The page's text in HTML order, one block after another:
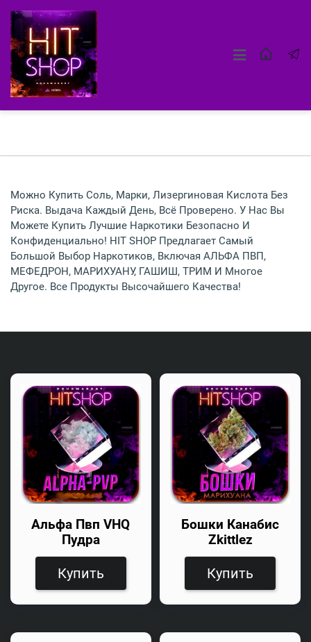
Можно Купить Соль, Марки, Лизергиновая Кислота Без
Риска. Выдача Каждый День, Всё Проверено. У Нас Вы
Можете Купить Лучшие Наркотики Безопасно И
Конфиденциально! HIT SHOP Предлагает Самый
Большой Выбор Наркотиков, Включая АЛЬФА ПВП,
МЕФЕДРОН, МАРИХУАНУ, ГАШИШ, ТРИМ И Многое
Другое. Все Продукты Высочайшего Качества!
Альфа Пвп VHQ
Пудра
Купить
Бошки Канабис
Zkittlez
Купить